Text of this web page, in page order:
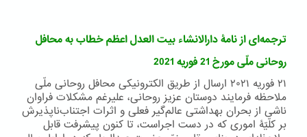
العدل
اعظم
نوروز
۱۷۸
ترجمه‌ای از نامۀ دارالانشاء بیت ‌العدل اعظم خطاب به محافل
روحانی ملّی مورخ 21 فوریه 2021
۲۱ فوریه ۲۰۲۱ ارسال از طریق الکترونیکی محافل روحانی ملّی
ملاحظه فرمایند دوستان عزیز روحانی، علیرغم مشکلات فراوان
ناشی از بحران بهداشتی عالم‌گیر فعلی و اثرات اجتناب‌ناپذیرش
بر کلّیّۀ اموری که در دست اجراست، تا کنون پیشرفت قابل